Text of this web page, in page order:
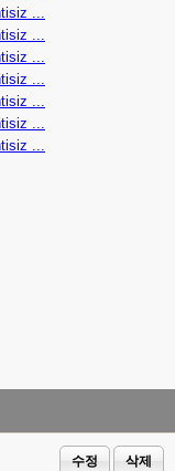
...
...
...
...
...
...
...
수정 삭제